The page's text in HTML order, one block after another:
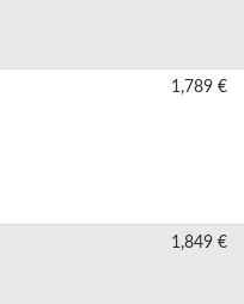
1,789 €
1,849 €